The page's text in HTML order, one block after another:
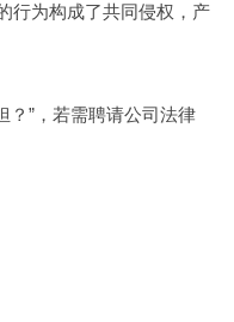
行为构成了共同侵权，产
？”，若需聘请公司法律